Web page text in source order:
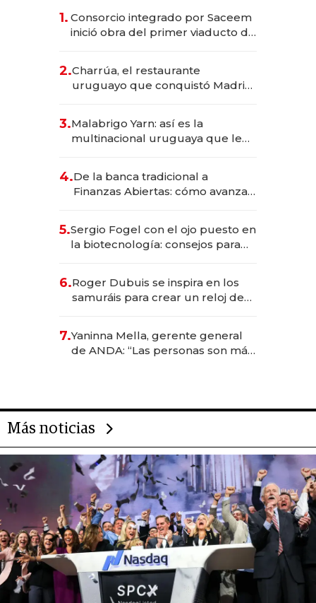
1. Consorcio integrado por Saceem
inició obra del primer viaducto de
millones
2.Charrúa, el restaurante
uruguayo que conquistó Madrid:
anticipación y prepara apertura
3.Malabrigo Yarn: así es la
multinacional uruguaya que le
4.De la banca tradicional a
Finanzas Abiertas: cómo avanza
5.Sergio Fogel con el ojo puesto en
la biotecnología: consejos para
6.Roger Dubuis se inspira en los
samuráis para crear un reloj de
7.Yaninna Mella, gerente general
de ANDA: “Las personas son más
Más noticias